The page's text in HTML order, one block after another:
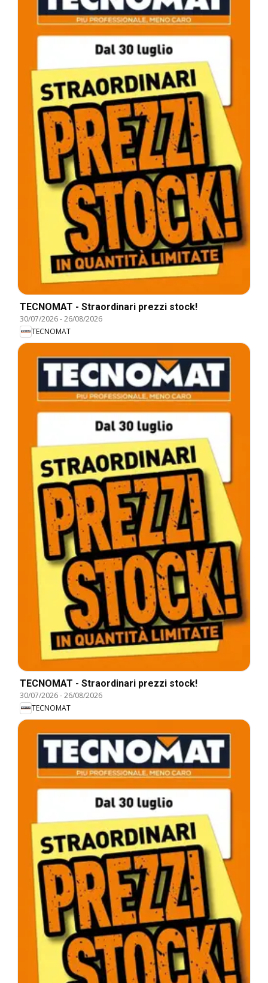
TECNOMAT - Straordinari prezzi stock!
30/07/2026-26/08/2026
TECNOMAT
TECNOMAT - Straordinari prezzi stock!
30/07/2026-26/08/2026
TECNOMAT